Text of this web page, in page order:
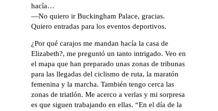
hacía…
—No quiero ir Buckingham Palace, gracias.
Quiero entradas para los eventos deportivos.
¿Por qué carajos me mandan hacía la casa de
Elizabeth?, me preguntó un tanto intrigado. Veo en
el mapa que han preparado unas zonas de tribunas
para las llegadas del ciclismo de ruta, la maratón
femenina y la marcha. También tengo cerca las
zonas de triatlón. Me acerco a verlas y mi sorpresa
es que siguen trabajando en ellas. “En el día de la